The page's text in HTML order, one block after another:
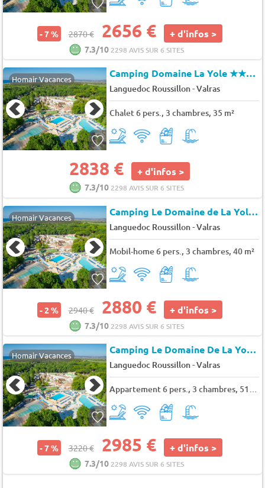
- 7 % 2870 € 2656 € + d'infos >
7.3/10 2298 AVIS SUR 6 SITES
Homair Vacances Camping Domaine La Yole★★★★★
Languedoc Roussillon-Valras
Chalet 6 pers., 3 chambres, 35 m²
2838 € + d'infos >
7.3/10 2298 AVIS SUR 6 SITES
Homair Vacances Camping Le Domaine de La Yole
Languedoc Roussillon-Valras
Mobil-home 6 pers., 3 chambres, 40 m²
- 2 % 2940 € 2880 € + d'infos >
7.3/10 2298 AVIS SUR 6 SITES
Homair Vacances Camping Le Domaine De La Yole Wine Resort
Languedoc Roussillon-Valras
Appartement 6 pers., 3 chambres, 51 m² - 59 m²
- 7 % 3220 € 2985 € + d'infos >
7.3/10 2298 AVIS SUR 6 SITES